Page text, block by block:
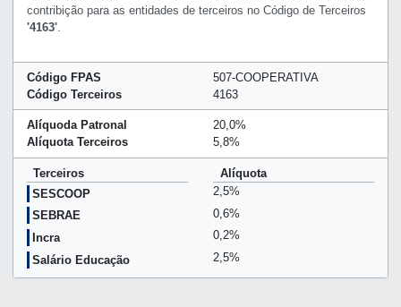
contribição para as entidades de terceiros no Código de Terceiros
'4163'.
Código FPAS
507-COOPERATIVA
Código Terceiros
4163
Alíquoda Patronal
20,0%
Alíquota Terceiros
5,8%
Terceiros
Alíquota
SESCOOP
2,5%
SEBRAE
0,6%
Incra
0,2%
Salário Educação
2,5%